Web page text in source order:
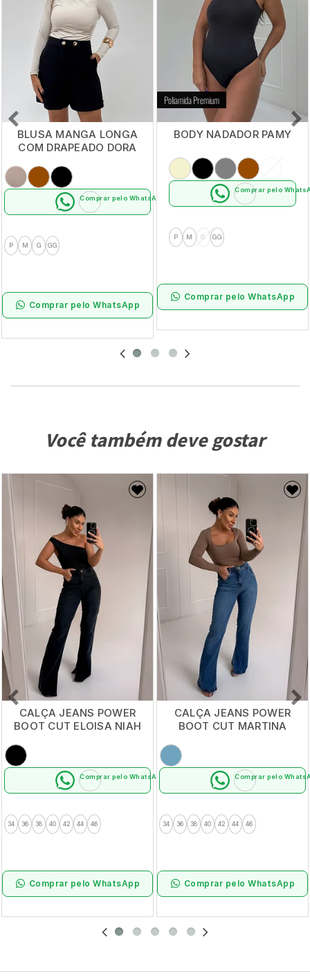
BLUSA MANGA LONGA
COM DRAPEADO DORA
Comprar pelo WhatsApp
P M G GG
Comprar pelo WhatsApp
Poliamida Premium
BODY NADADOR PAMY
Comprar pelo
P M G GG
Comprar pelo WhatsApp
Você também deve gostar
CALÇA JEANS POWER
BOOT CUT ELOISA NIAH
Comprar pelo WhatsApp
34 36 38 40 42 44 46
Comprar pelo WhatsApp
CALÇA JEANS POWER
BOOT CUT MARTINA
Comprar pelo
34 36 38 40 42 44 46
Comprar pelo WhatsApp